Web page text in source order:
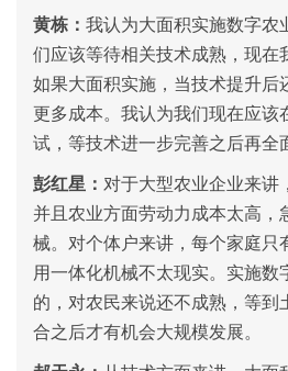
黄栋： 我认为大面积实施数字农
们应该等待相关技术成熟，现在
如果大面积实施，当技术提升后
更多成本。我认为我们现在应该
试，等技术进一步完善之后再全
彭红星： 对于大型农业企业来讲
并且农业方面劳动力成本太高，
械。对个体户来讲，每个家庭只
用一体化机械不太现实。实施数
的，对农民来说还不成熟，等到
合之后才有机会大规模发展。